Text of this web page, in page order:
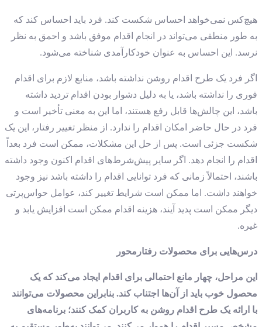
هیچ‌کس نمی‌خواهد احساس شکست کند. فرد باید احساس کند که
به طور منطقی می‌تواند در انجام اقدام موفق باشد و احمق به نظر
نرسد. این احساس به عنوان خودکارآمدی شناخته می‌شود.
اگر فرد یک طرح اقدام روشن نداشته باشد، منابع لازم برای اقدام
فوری را نداشته باشد، یا به دلیل دشوار بودن اقدام تردید داشته
باشد، این چالش‌ها قابل رفع هستند، اما این به معنی تأخیر است و
فرد در حال حاضر امکان اقدام را ندارد. از منظر تغییر رفتار، این یک
شکست جزئی است. پس از حل این مشکلات، ممکن است فرد بعداً
اقدام را انجام دهد. اگر سایر پیش‌شرط‌های اقدام اکنون وجود داشته
باشند، احتمالاً زمانی که فرد توانایی اقدام را داشته باشد نیز وجود
خواهند داشت. اما ممکن است شرایط تغییر کند، عوامل حواس‌پرتی
دیگر ممکن است پدید آیند، هزینه اقدام ممکن است افزایش یابد و
غیره.
درس‌هایی برای محصولات رفتارمحور
این مراحل، چهار مانع احتمالی برای اقدام ایجاد می‌کند که یک
محصول خوب باید از آن‌ها اجتناب کند. بنابراین محصولات می‌توانند
با ارائه یک طرح اقدام روشن به کاربران کمک کنند؛ برنامه‌های